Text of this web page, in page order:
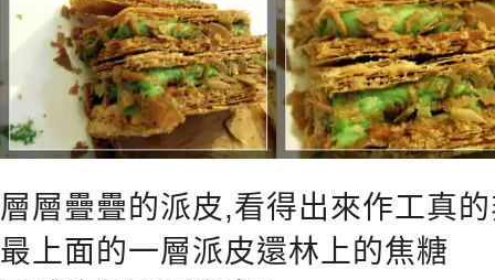
層層疊疊的派皮,看得出來作工真
最上面的一層派皮還林上的焦糖